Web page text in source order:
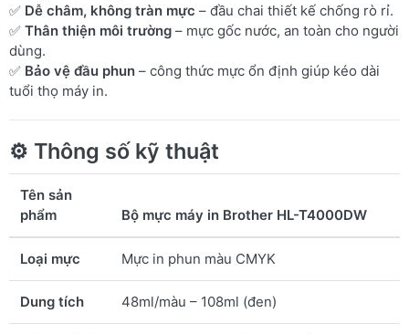
✅ Dễ châm, không tràn mực – đầu chai thiết kế chống rò rỉ.
✅ Thân thiện môi trường – mực gốc nước, an toàn cho người
dùng.
✅ Bảo vệ đầu phun – công thức mực ổn định giúp kéo dài
tuổi thọ máy in.
⚙️ Thông số kỹ thuật
Tên sản
phẩm
Bộ mực máy in Brother HL-T4000DW
Loại mực Mực in phun màu CMYK
Dung tích 48ml/màu – 108ml (đen)